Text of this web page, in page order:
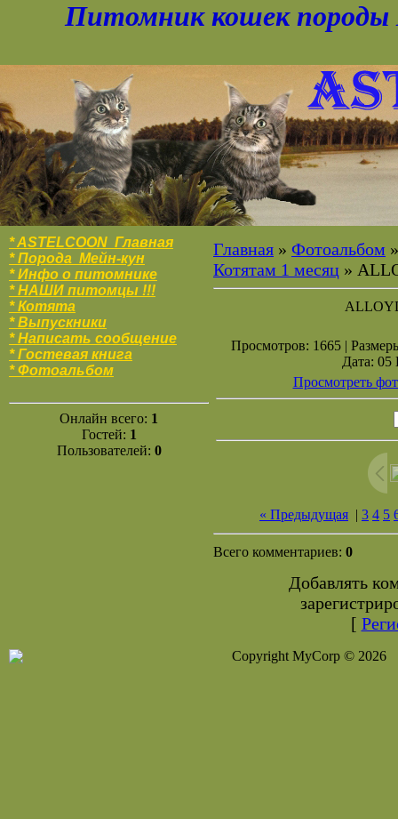
Питомник кошек породы
* ASTELCOON Главная
* Порода Мейн-кун
* Инфо о питомнике
* НАШИ питомцы !!!
* Котята
* Выпускники
* Написать сообщение
* Гостевая книга
* Фотоальбом
Онлайн всего: 1
Гостей: 1
Пользователей: 0
Главная » Фотоальбом
Котятам 1 месяц »
Просмотров: 1665 |
Дата:
Просмотреть
« Предыдущая | 3 4 5
Всего комментариев: 0
Добавлять
[
Copyright MyCorp © 2026